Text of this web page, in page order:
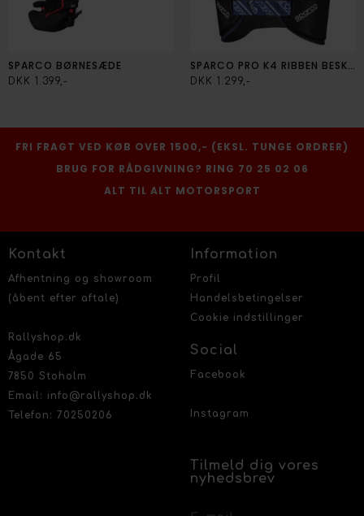
SPARCO BØRNESÆDE
DKK 1.399,-
SPARCO PRO K4 RIBBEN BESKYTTELSE
DKK 1.299,-
FRI FRAGT VED KØB OVER 1500,- (EKSL. TUNGE ORDRER)
BRUG FOR RÅDGIVNING? RING 70 25 02 06
ALT TIL ALT MOTORSPORT
Kontakt
Afhentning og showroom
(åbent efter aftale)
Rallyshop.dk
Ågade 65
7850 Stoholm
Email: info@rallyshop.dk
Telefon: 70250206
Information
Profil
Handelsbetingelser
Cookie indstillinger
Social
Facebook
Instagram
Tilmeld dig vores
nyhedsbrev